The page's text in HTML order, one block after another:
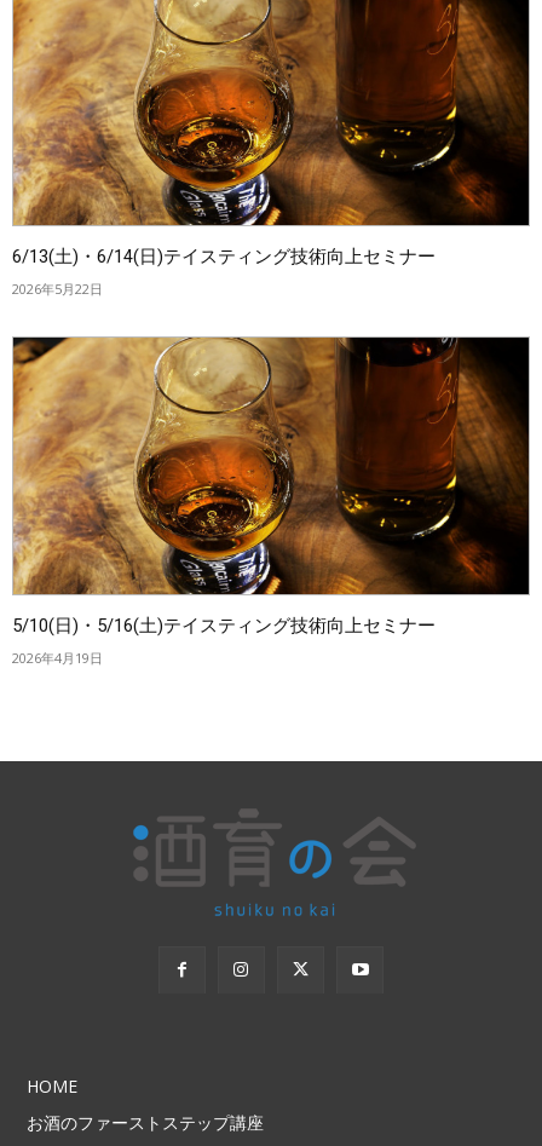
6/13(土)・6/14(日)テイスティング技術向上セミナー
2026年5月22日
5/10(日)・5/16(土)テイスティング技術向上セミナー
2026年4月19日
HOME
お酒のファーストステップ講座